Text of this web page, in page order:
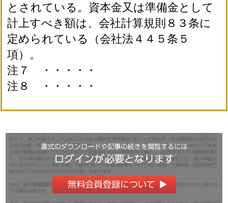
とされている。資本金又は準備金として
計上すべき額は、会社計算規則８３条に
定められている（会社法４４５条５
項）。
注７ ・・・・・
注８ ・・・・・